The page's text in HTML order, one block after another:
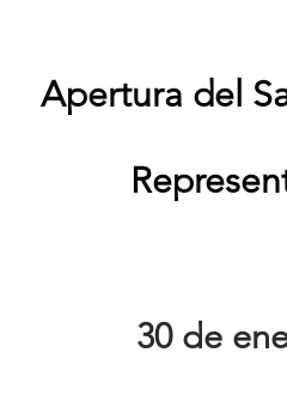
Apertura del
30 de